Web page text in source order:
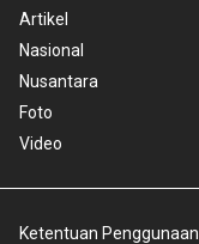
Artikel
Nasional
Nusantara
Foto
Video
Ketentuan Penggunaan